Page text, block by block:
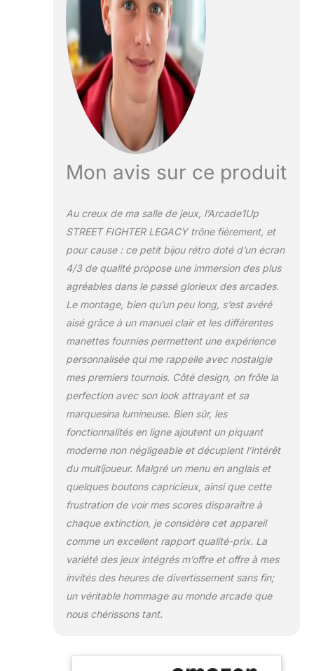
Mon avis sur ce produit
Au creux de ma salle de jeux, l’Arcade1Up
STREET FIGHTER LEGACY trône fièrement, et
pour cause : ce petit bijou rétro doté d’un écran
4/3 de qualité propose une immersion des plus
agréables dans le passé glorieux des arcades.
Le montage, bien qu’un peu long, s’est avéré
aisé grâce à un manuel clair et les différentes
manettes fournies permettent une expérience
personnalisée qui me rappelle avec nostalgie
mes premiers tournois. Côté design, on frôle la
perfection avec son look attrayant et sa
marquesina lumineuse. Bien sûr, les
fonctionnalités en ligne ajoutent un piquant
moderne non négligeable et décuplent l’intérêt
du multijoueur. Malgré un menu en anglais et
quelques boutons capricieux, ainsi que cette
frustration de voir mes scores disparaître à
chaque extinction, je considère cet appareil
comme un excellent rapport qualité-prix. La
variété des jeux intégrés m’offre et offre à mes
invités des heures de divertissement sans fin;
un véritable hommage au monde arcade que
nous chérissons tant.